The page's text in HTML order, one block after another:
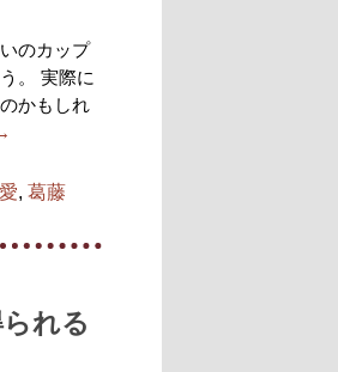
のカップ
。 実際に
かもしれ
, 葛藤
れる